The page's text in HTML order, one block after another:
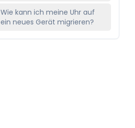
Wie kann ich meine Uhr auf
ein neues Gerät migrieren?